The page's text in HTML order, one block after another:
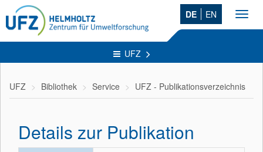
DE EN
UFZ
UFZ Bibliothek Service UFZ - Publikationsverzeichnis
Details zur Publikation